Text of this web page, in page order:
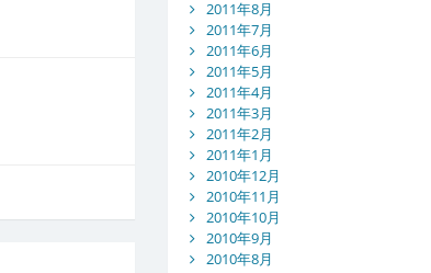
2011年8月
2011年7月
2011年6月
2011年5月
2011年4月
2011年3月
2011年2月
2011年1月
2010年12月
2010年11月
2010年10月
2010年9月
2010年8月